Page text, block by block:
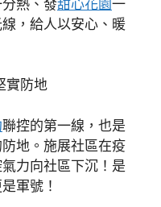
熱、發甜心花園一
，給人以安心、暖
實防地
聯控的第一線，也是
地。施展社區在疫
力向社區下沉！是
軍號！